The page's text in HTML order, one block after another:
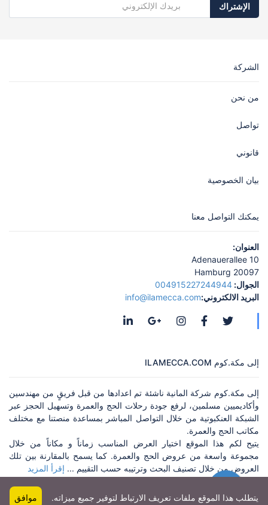
الإشتراك
الشركة
من نحن
تواصل
قانوني
بيان الخصوصية
يمكنك التواصل معنا
العنوان:
Adenauerallee 10
20097 Hamburg
الجوال: 004915227244944
البريد الالكتروني:info@ilamecca.com
إلى مكة.كوم ILAMECCA.COM
إلى مكة.كوم شركة المانية ناشئة تم اعدادها من قبل فريقٍ من مهندسين
وأكاديميين مسلمين، لرفع جودة رحلات الحج والعمرة وتسهيل الحجز عبر
الشبكة العنكبوتية من خلال التواصل المباشر بمساعدة منصتنا مع مختلف
مكاتب الحج والعمرة.
يتيح لكم هذا الموقع اختيار العرض المناسب زماناً و مكاناً من خلال
مجموعة واسعة من عروض الحج والعمرة. كما يسمح بالمقارنة بين تلك
العروض من خلال تصنيف البحث وترتيبه حسب التقييم ... إقرأ المزيد
يتطلب هذا الموقع ملفات تعريف الارتباط لتوفير جميع ميزاته. موافق